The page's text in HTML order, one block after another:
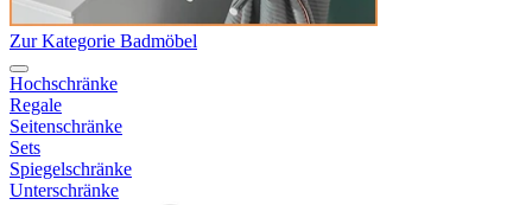
Zur Kategorie Badmöbel
Hochschränke
Regale
Seitenschränke
Sets
Spiegelschränke
Unterschränke